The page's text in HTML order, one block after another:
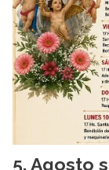
Agosto